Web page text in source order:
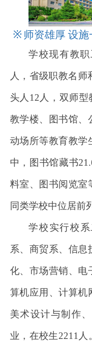
※ 师资雄厚 设施
学校现有教
人，省级职教名师
头人12人，双师型
教学楼、图书馆、
动场所等教育教学
中，图书馆藏书
料室、图书阅览室
同类学校中位居前
学校实行校
系、商贸系、信息
化、市场营销、电
算机应用、计算机
美术设计与制作
业，在校生2211人